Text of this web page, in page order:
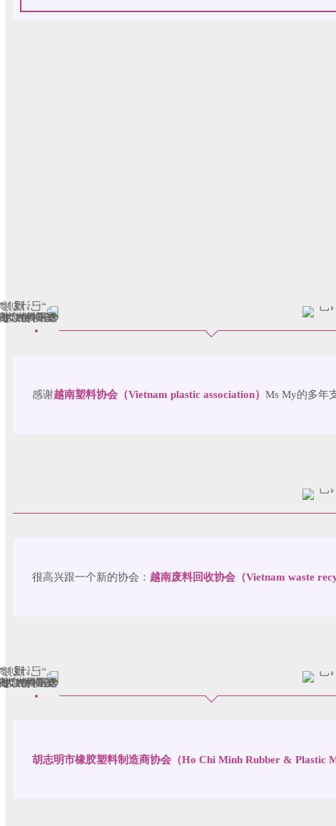
感谢越南塑料协会（Vietnam plastic association） Ms My的多年
很高兴跟一个新的协会： 越南废料回收协会（Vietnam waste
胡志明市橡胶塑料制造商协会（Ho Chi Minh Rubber & Plastic